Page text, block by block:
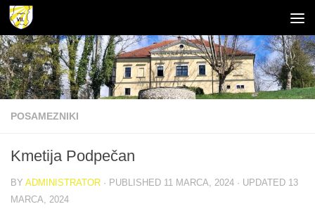
Open toolbar
Skip to content
POSAMEZNIKI
Kmetija Podpečan
BY ADMINISTRATOR · PUBLISHED 11 MARCA, 2024 · UPDATED 13
MARCA, 2024